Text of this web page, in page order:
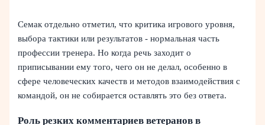
Семак отдельно отметил, что критика игрового уровня,
выбора тактики или результатов - нормальная часть
профессии тренера. Но когда речь заходит о
приписывании ему того, чего он не делал, особенно в
сфере человеческих качеств и методов взаимодействия с
командой, он не собирается оставлять это без ответа.
Роль резких комментариев ветеранов в